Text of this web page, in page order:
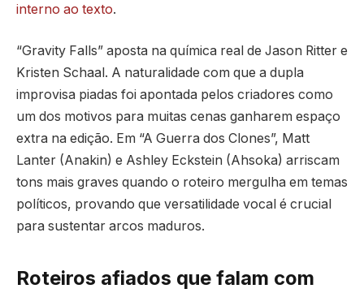
interno ao texto.
“Gravity Falls” aposta na química real de Jason Ritter e
Kristen Schaal. A naturalidade com que a dupla
improvisa piadas foi apontada pelos criadores como
um dos motivos para muitas cenas ganharem espaço
extra na edição. Em “A Guerra dos Clones”, Matt
Lanter (Anakin) e Ashley Eckstein (Ahsoka) arriscam
tons mais graves quando o roteiro mergulha em temas
políticos, provando que versatilidade vocal é crucial
para sustentar arcos maduros.
Roteiros afiados que falam com